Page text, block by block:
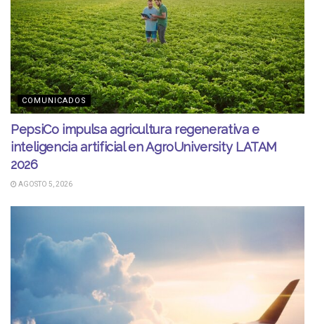
COMUNICADOS
PepsiCo impulsa agricultura regenerativa e
inteligencia artificial en AgroUniversity LATAM
2026
AGOSTO 5, 2026